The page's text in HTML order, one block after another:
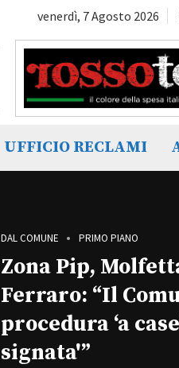
venerdì, 7 Agosto 2026
UFFICIO RECLAMI
DAL COMUNE PRIMO PIANO
Zona Pip,
Ferraro: “Il
procedura ‘a
signata'”